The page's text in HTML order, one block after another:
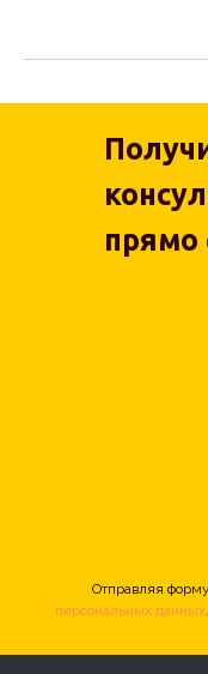
прямо
Отправляя
персональных данных